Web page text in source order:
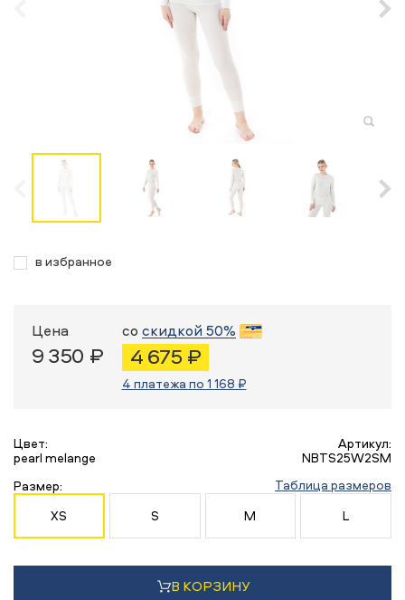
в избранное
Цена
9 350 ₽
со скидкой 50%
4 675 ₽
4 платежа по 1 168 ₽
Цвет:
pearl melange
Артикул:
NBTS25W2SM
Размер:
Таблица размеров
XS
S M L
В КОРЗИНУ